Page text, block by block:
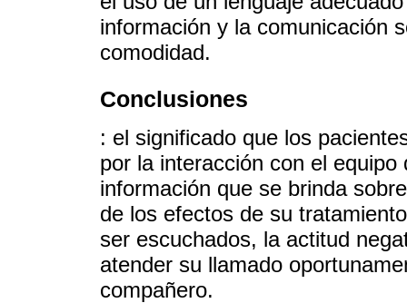
información y la comunicación
comodidad.
Conclusiones
: el significado que los
por la interacción con el
información que se brinda
de los efectos de su
ser escuchados, la actitud
atender su llamado
compañero.